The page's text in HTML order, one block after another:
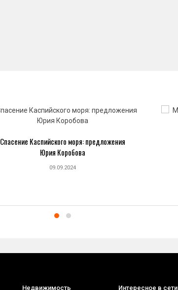
Спасение Каспийского моря: предложения
Юрия Коробова
09.09.2024
Недвижимость Интересное в сети